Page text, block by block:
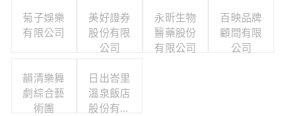
有限公司
菊子娛樂
有限公司
美好證券
股份有限
公司
永昕生物
醫藥股份
有限公司
百映品牌
顧問有限
公司
韻清樂舞
劇綜合藝
術團
日出峇里
溫泉飯店
股份有限